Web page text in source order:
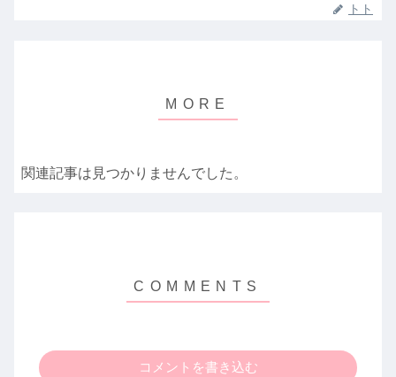
トト
関連記事は見つかりませんでした。
コメントを書き込む